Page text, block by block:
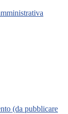
(da pubblicare